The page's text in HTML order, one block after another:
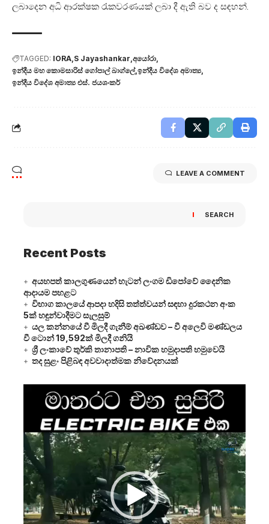
ලබාදෙන අධි ආරක්ෂක රැකවරණයක් ලබා දී ඇති බව ද සඳහන්.
TAGGED: IORA S Jayashankar අයෝරා
ඉන්දීය මහ කොමසාරිස් ගෝපාල් බාග්ලේ ඉන්දීය විදේශ අමාත්‍ය
ඉන්දීය විදේශ අමාත්‍ය එස්. ජයශංකර්
LEAVE A COMMENT
SEARCH
Recent Posts
අයහපත් කාලගුණයෙන් හැටන් ලංගම ඩිපෝවේ දෛනික
ආදායම පහළට
විභාග කාලයේ ආපදා හදිසි තත්ත්වයන් සඳහා දුරකථන අංක
5ක් හඳුන්වාදීමට සැලසුම්
යල කන්නයේ වී මිලදී ගැනීම් අඛණ්ඩව – වී අලෙවි මණ්ඩලය
වී ටොන් 19,592ක් මිලදී ගනියි
ශ්‍රී ලංකාවේ තුර්කි තානාපති – නාවික හමුදාපති හමුවෙයි
තද සුළං පිළිබඳ අවවාදාත්මක නිවේදනයක්
Player